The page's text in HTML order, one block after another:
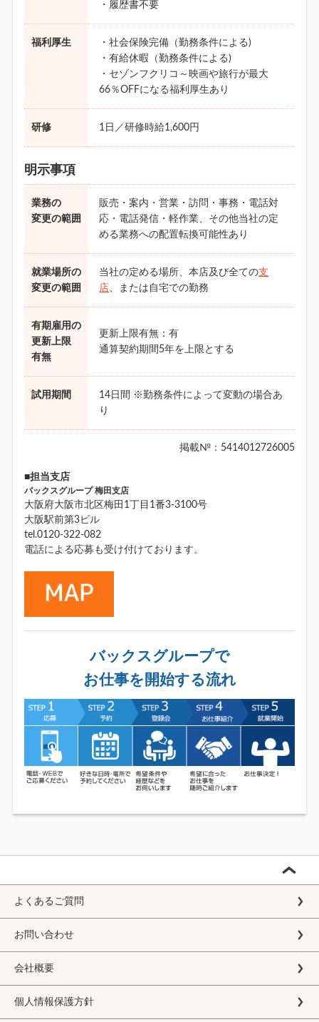
・履歴書不要
福利厚生
・社会保険完備（勤務条件による)
・有給休暇（勤務条件による)
・セゾンフクリコ～映画や旅行が最大
66％OFFになる福利厚生あり
研修 1日／研修時給1,600円
明示事項
業務の
変更の範囲
販売・案内・営業・訪問・事務・電話対
応・電話発信・軽作業、その他当社の定
める業務への配置転換可能性あり
就業場所の
変更の範囲
当社の定める場所、本店及び全ての支
店、または自宅での勤務
有期雇用の
更新上限
有無
更新上限有無：有
通算契約期間5年を上限とする
試用期間
14日間 ※勤務条件によって変動の場合あ
り
掲載№：5414012726005
■担当支店
バックスグループ 梅田支店
大阪府大阪市北区梅田1丁目1番3-3100号
大阪駅前第3ビル
tel.0120-322-082
電話による応募も受け付けております。
バックスグループで
お仕事を開始する流れ
よくあるご質問
お問い合わせ
会社概要
個人情報保護方針